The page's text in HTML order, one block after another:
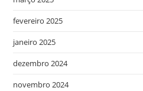
fevereiro 2025
janeiro 2025
dezembro 2024
novembro 2024